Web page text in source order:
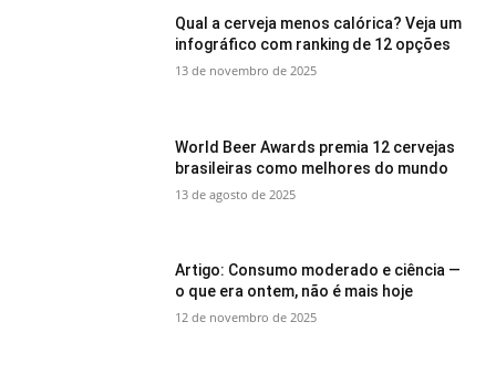
Qual a cerveja menos calórica? Veja um
infográfico com ranking de 12 opções
13 de novembro de 2025
World Beer Awards premia 12 cervejas
brasileiras como melhores do mundo
13 de agosto de 2025
Artigo: Consumo moderado e ciência —
o que era ontem, não é mais hoje
12 de novembro de 2025